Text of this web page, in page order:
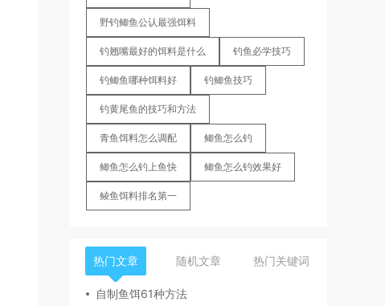
野钓鲫鱼公认最强饵料
钓翘嘴最好的饵料是什么 钓鱼必学技巧
钓鲫鱼哪种饵料好 钓鲫鱼技巧
钓黄尾鱼的技巧和方法
青鱼饵料怎么调配 鲫鱼怎么钓
鲫鱼怎么钓上鱼快 鲫鱼怎么钓效果好
鲮鱼饵料排名第一
热门文章 随机文章 热门关键词
自制鱼饵61种方法